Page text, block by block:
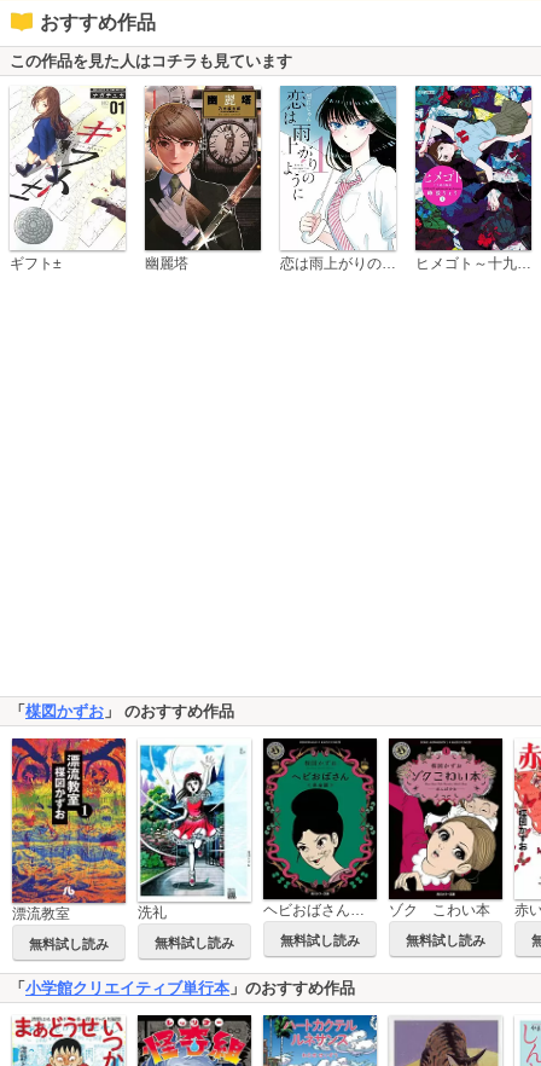
おすすめ作品
この作品を見た人はコチラも見ています
ギフト± 幽麗塔 ヒメゴト～十九歳の制服～
「 楳図かずお 」 のおすすめ作品
漂流教室
無料試し読み
洗礼
無料試し読み
ヘビおばさん＜完全版＞
無料試し読み
ゾク こわい本
無料試し読み
赤
「 小学館クリエイティブ単行本 」のおすすめ作品